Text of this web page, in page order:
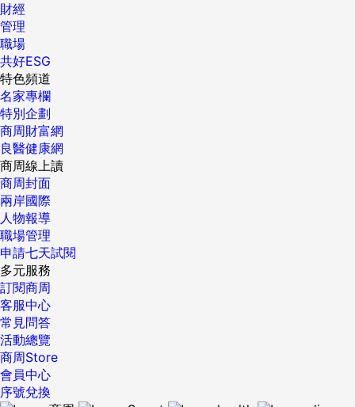
財經
管理
職場
共好ESG
特色頻道
名家專欄
特別企劃
商周財富網
良醫健康網
商周線上讀
商周封面
兩岸國際
人物報導
職場管理
申請七天試閱
多元服務
訂閱商周
客服中心
常見問答
活動總覽
商周Store
會員中心
序號兌換